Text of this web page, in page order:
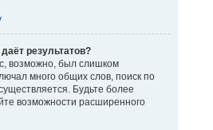
результатов?
возможно, был слишком
много общих слов, поиск по
Будьте более
возможности расширенного